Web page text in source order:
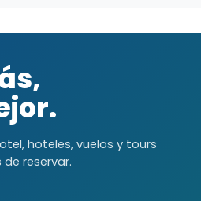
hoteles, vuelos y tours
reservar.